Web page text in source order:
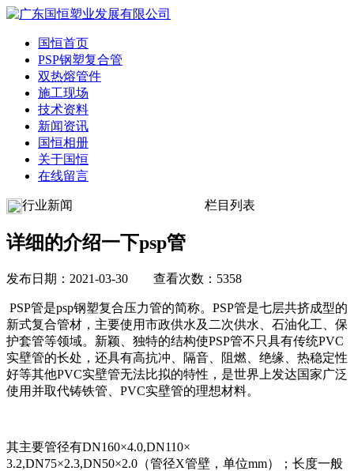
国恒首页
PSP钢塑复合管
双热熔管件
施工现场
技术资料
新闻资讯
国恒相册
关于国恒
在线留言
行业新闻 栏目列表
详细的介绍一下psp管
发布日期：2021-03-30 查看次数：5358
PSP管是psp钢塑复合压力管的简称。PSP管是七层共挤成型的
新式复合管材，主要使用市政供水及二次供水、石油化工、保
护套管等领域。新颖、独特的结构使PSP管不只具有传统PVC
实壁管的长处，还具有高抗冲、隔音、阻燃、绝缘、热稳定性
好等其他PVC实壁管无法比拟的特性，是世界上发达国家广泛
使用并取代铸铁管、PVC实壁管的理想材料。
其主要管径有DN160×4.0,DN110×
3.2,DN75×2.3,DN50×2.0（管径X管壁，单位mm）；长度一般